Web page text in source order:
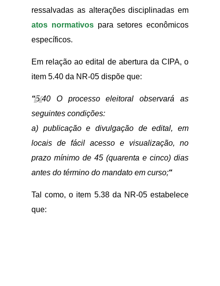
ressalvadas as alterações disciplinadas em
atos normativospara setores econômicos
específicos.
Em relação ao edital de abertura da CIPA, o
item 5.40 da NR-05 dispõe que:
“5.40 O processo eleitoral observará as
seguintes condições:
a) publicação e divulgação de edital, em
locais de fácil acesso e visualização, no
prazo mínimo de 45 (quarenta e cinco) dias
antes do término do mandato em curso;“
Tal como, o item 5.38 da NR-05 estabelece
que: